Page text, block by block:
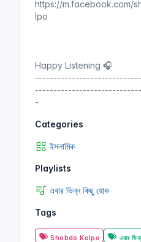
https://m.facebook.com/
lpo
Happy Listening 🎧
-
Categories
ইসলামিক
Playlists
এবার ভিন্ন কিছু হোক
Tags
Shobdo Kolpo এবার